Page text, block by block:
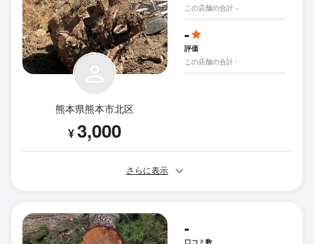
熊本県熊本市北区
¥3,000
この店舗の合計 -
-
評価
この店舗の合計 -
さらに表示
-
口コミ数